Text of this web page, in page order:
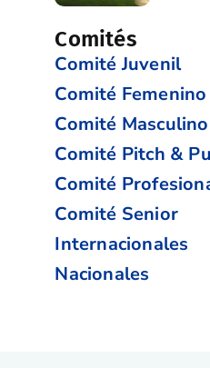
Comités
Comité Juvenil
Comité Femenino
Comité Masculino
Comité Pitch &
Comité
Comité Senior
Internacionales
Nacionales